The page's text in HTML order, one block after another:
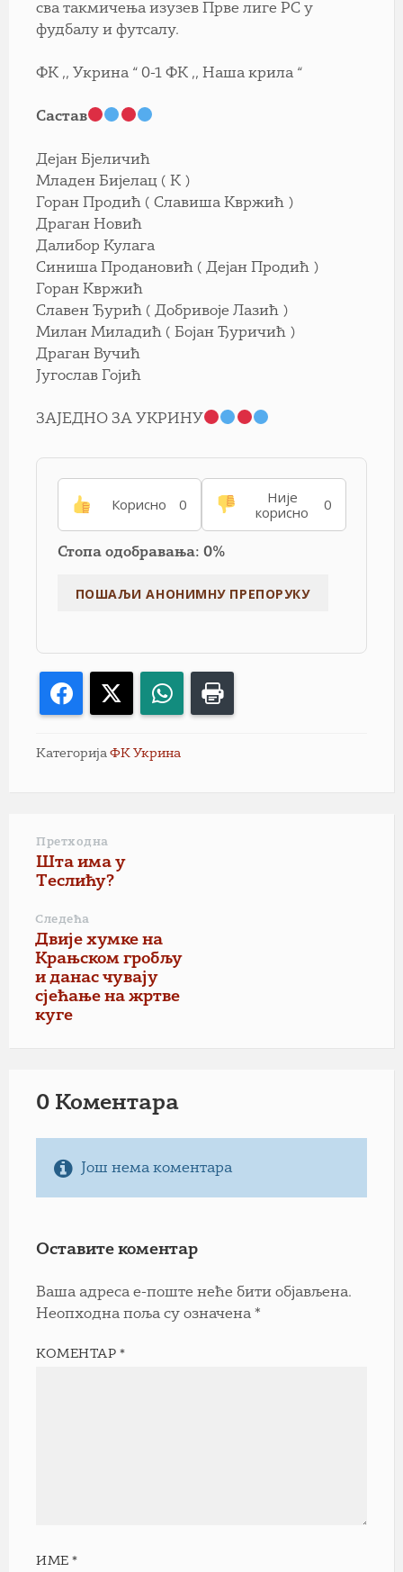
сва такмичења изузев Прве лиге РС у
фудбалу и футсалу.
ФК ,, Укрина “ 0-1 ФК ,, Наша крила “
Састав
Дејан Бјеличић
Младен Бијелац ( К )
Горан Продић ( Славиша Квржић )
Драган Новић
Далибор Кулага
Синиша Продановић ( Дејан Продић )
Горан Квржић
Славен Ђурић ( Добривоје Лазић )
Милан Миладић ( Бојан Ђуричић )
Драган Вучић
Југослав Гојић
ЗАЈЕДНО ЗА УКРИНУ
Корисно 0
Није
корисно
0
Стопа одобравања: 0%
Facebook WhatsApp
Категорија ФК Укрина
Претходна
Шта има у
Tеслићу?
Следећа
Двије хумке на
Крањском гробљу
и данас чувају
сјећање на жртве
куге
0 Коментарa
Још нема коментара
Оставите коментар
Ваша адреса е-поште неће бити објављена.
Неопходна поља су означена *
КОМЕНТАР*
ИМЕ*